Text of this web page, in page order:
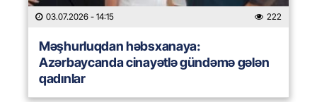
03.07.2026 - 14:15 222
Məşhurluqdan həbsxanaya:
Azərbaycanda cinayətlə gündəmə gələn
qadınlar